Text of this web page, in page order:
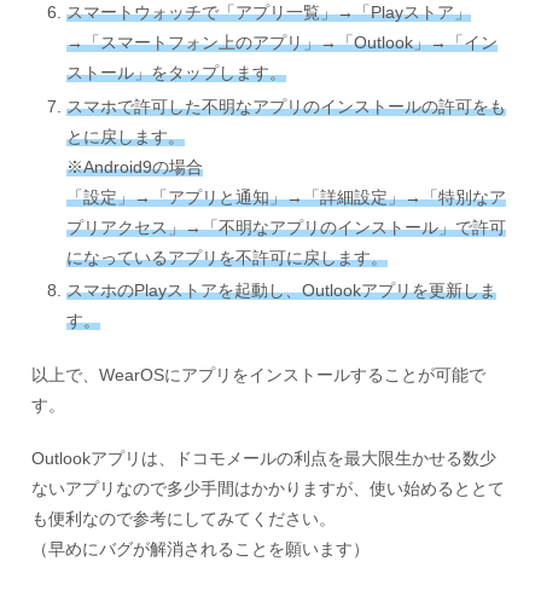
スマートウォッチで「アプリ一覧」→「Playストア」
→「スマートフォン上のアプリ」→「Outlook」→「イン
ストール」をタップします。
スマホで許可した不明なアプリのインストールの許可をも
とに戻します。
※Android9の場合
「設定」→「アプリと通知」→「詳細設定」→「特別なア
プリアクセス」→「不明なアプリのインストール」で許可
になっているアプリを不許可に戻します。
スマホのPlayストアを起動し、Outlookアプリを更新しま
す。
以上で、WearOSにアプリをインストールすることが可能で
す。
Outlookアプリは、ドコモメールの利点を最大限生かせる数少
ないアプリなので多少手間はかかりますが、使い始めるととて
も便利なので参考にしてみてください。
（早めにバグが解消されることを願います）